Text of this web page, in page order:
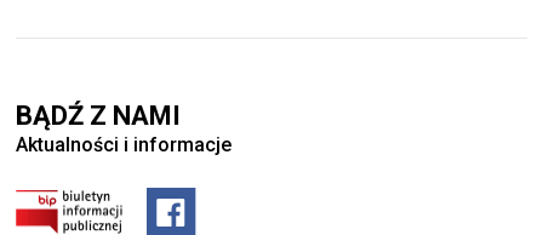
BĄDŹ Z NAMI
Aktualności i informacje